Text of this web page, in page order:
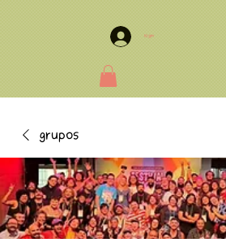
Login
Grupos